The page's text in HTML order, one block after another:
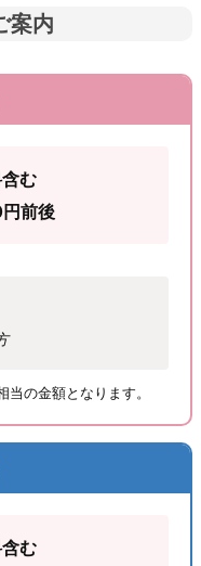
案内
む
前後
当の金額となります。
む